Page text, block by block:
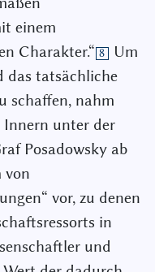
einem
Charakter.“ 8
Um
das tatsächliche
schaffen, nahm
Innern unter der
Posadowsky ab
von
vor, zu denen
in
und